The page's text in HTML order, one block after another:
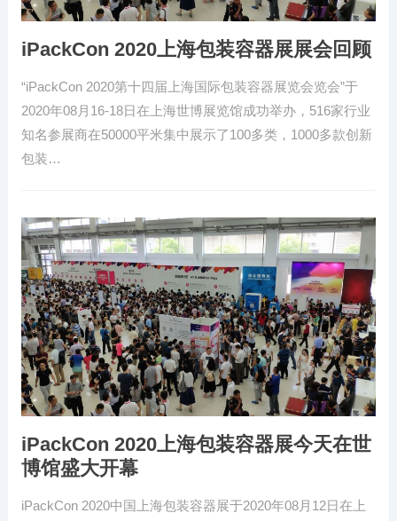
iPackCon 2020上海包装容器展展会回顾
“iPackCon 2020第十四届上海国际包装容器展览会览会”于
2020年08月16-18日在上海世博展览馆成功举办，516家行业
知名参展商在50000平米集中展示了100多类，1000多款创新
包装…
iPackCon 2020上海包装容器展今天在世
博馆盛大开幕
iPackCon 2020中国上海包装容器展于2020年08月12日在上